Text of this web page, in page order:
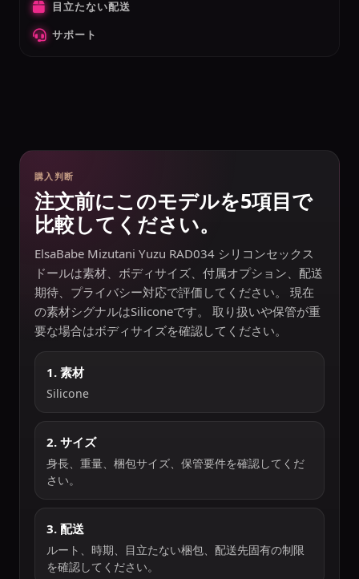
目立たない配送
サポート
購入判断
注文前にこのモデルを5項目で
比較してください。
ElsaBabe Mizutani Yuzu RAD034 シリコンセックス
ドールは素材、ボディサイズ、付属オプション、配送
期待、プライバシー対応で評価してください。 現在
の素材シグナルはSiliconeです。 取り扱いや保管が重
要な場合はボディサイズを確認してください。
1. 素材
Silicone
2. サイズ
身長、重量、梱包サイズ、保管要件を確認してくだ
さい。
3. 配送
ルート、時期、目立たない梱包、配送先固有の制限
を確認してください。